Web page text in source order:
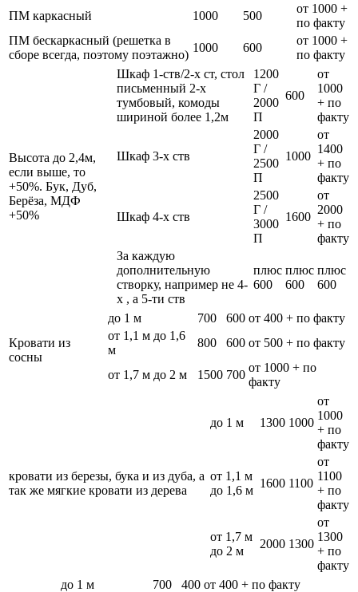
ПМ каркасный 1000 500
от 1000 +
по факту
ПМ бескаркасный (решетка в
сборе всегда, поэтому поэтажно)
1000 600
от 1000 +
по факту
Высота до 2,4м,
если выше, то
+50%. Бук, Дуб,
Берёза, МДФ
+50%
Шкаф 1-ств/2-х ст, стол
письменный 2-х
тумбовый, комоды
шириной более 1,2м
1200
Г /
2000
П
600
от
1000
+ по
факту
Шкаф 3-х ств
2000
Г /
2500
П
1000
от
1400
+ по
факту
Шкаф 4-х ств
2500
Г /
3000
П
1600
от
2000
+ по
факту
За каждую
дополнительную
створку, например не 4-
х , а 5-ти ств
плюс
600
плюс
600
плюс
600
Кровати из
сосны
до 1 м 700 600 от 400 + по факту
от 1,1 м до 1,6
м
800 600 от 500 + по факту
от 1,7 м до 2 м 1500 700
от 1000 + по
факту
кровати из березы, бука и из дуба, а
так же мягкие кровати из дерева
до 1 м 1300 1000
от
1000
+ по
факту
от 1,1 м
до 1,6 м
1600 1100
от
1100
+ по
факту
от 1,7 м
до 2 м
2000 1300
от
1300
+ по
факту
до 1 м 700 400 от 400 + по факту